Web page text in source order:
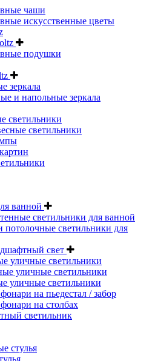
чаши
искусственные цветы
подушки
зеркала
и напольные зеркала
светильники
светильники
ванной
светильники для ванной
светильники для
свет
уличные светильники
уличные светильники
уличные светильники
на пьедестал / забор
на столбах
светильник
стулья